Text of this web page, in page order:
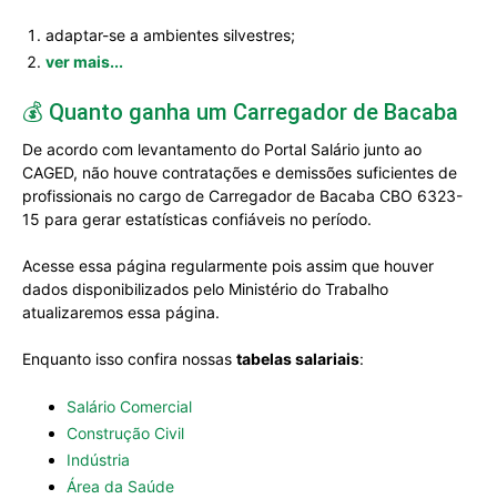
adaptar-se a ambientes silvestres;
ver mais...
💰 Quanto ganha um Carregador de Bacaba
De acordo com levantamento do Portal Salário junto ao
CAGED, não houve contratações e demissões suficientes de
profissionais no cargo de Carregador de Bacaba CBO 6323-
15 para gerar estatísticas confiáveis no período.
Acesse essa página regularmente pois assim que houver
dados disponibilizados pelo Ministério do Trabalho
atualizaremos essa página.
Enquanto isso confira nossas tabelas salariais:
Salário Comercial
Construção Civil
Indústria
Área da Saúde